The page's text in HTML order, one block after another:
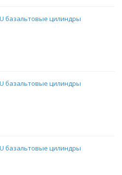
базальтовые цилиндры
базальтовые цилиндры
базальтовые цилиндры